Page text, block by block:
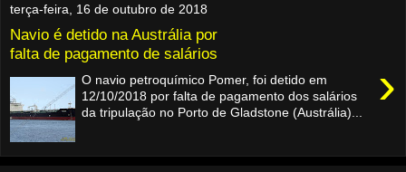
terça-feira, 16 de outubro de 2018
Navio é detido na Austrália por
falta de pagamento de salários
›
O navio petroquímico Pomer, foi detido em
12/10/2018 por falta de pagamento dos salários
da tripulação no Porto de Gladstone (Austrália)...